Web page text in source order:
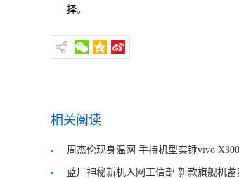
择。
相关阅读
周杰伦现身温网 手持机型实锤vivo
蓝厂神秘新机入网工信部 新款旗舰机蓄